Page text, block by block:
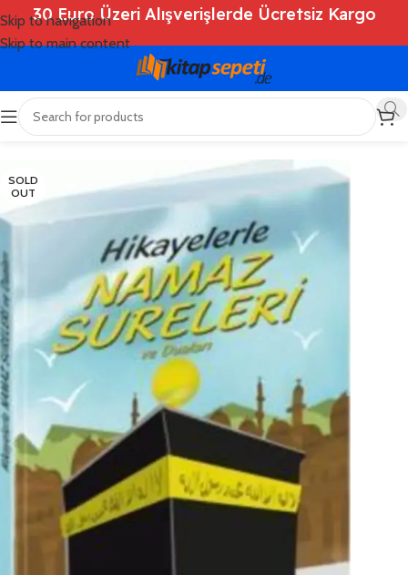
Skip to navigation
Skip to main content
30 Euro Üzeri Alışverişlerde Ücretsiz Kargo
Ana Sayfa Shop
SOLD
OUT